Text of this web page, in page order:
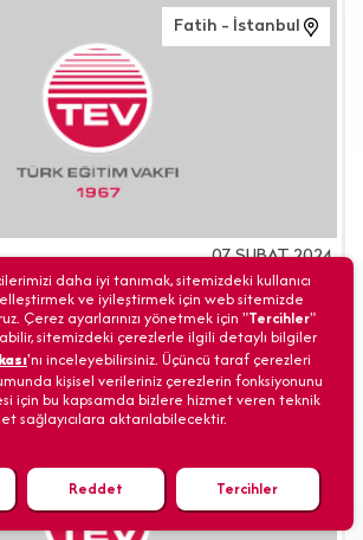
Fatih - İstanbul
07 ŞUBAT 2024
daha iyi tanımak, sitemizdeki kullanıcı
ve iyileştirmek için web sitemizde
Çerez ayarlarınızı yönetmek için "Tercihler"
sitemizdeki çerezlerle ilgili detaylı bilgiler
'nı inceleyebilirsiniz. Üçüncü taraf çerezleri
kişisel verileriniz çerezlerin fonksiyonunu
için bu kapsamda bizlere hizmet veren teknik
sağlayıcılara aktarılabilecektir.
Reddet Tercihler